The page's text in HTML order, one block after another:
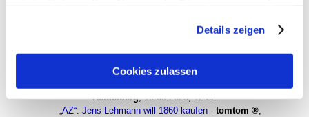
Sie unsere Webseite weiterhin nutzen.
Details zeigen
Cookies zulassen
„AZ“: Jens Lehmann will 1860 kaufen-PEC FFO,
„AZ“: Jens Lehmann will 1860 kaufen-Heidelberg,
,
10.09.2025, 11:58
Heidelberg,10.09.2025, 12:32
„AZ“: Jens Lehmann will 1860 kaufen - tomtom
,